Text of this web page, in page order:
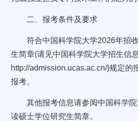
二、报考条件及要求
符合中国科学院大学2026年招
生简章(请见中国科学院大学招生信
http://admission.ucas.ac.cn/)规定的
报考。
其他报考信息请参阅中国科学
读硕士学位研究生简章。